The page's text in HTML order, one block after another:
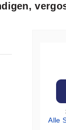
Alle